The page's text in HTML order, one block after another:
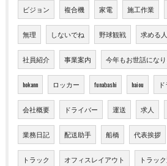
ビジョン 複合機 家電 施工作業
無理 しないでね 野球観戦 求める
社員紹介 事業案内 今年もお世話になり
hokann ロッカー funabashi haiou
会社概要 ドライバー 運送 求人
業務日記 配送助手 船橋 代表挨拶
トラック オフィスレイアウト トラッ